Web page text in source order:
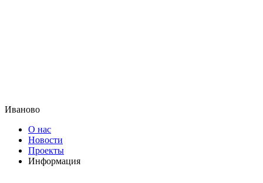
Иваново
О нас
Новости
Проекты
Информация